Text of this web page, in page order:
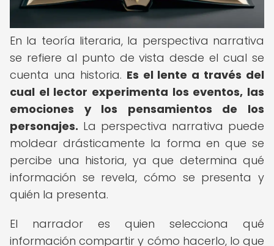
En la teoría literaria, la perspectiva narrativa
se refiere al punto de vista desde el cual se
cuenta una historia. Es el lente a través del
cual el lector experimenta los eventos, las
emociones y los pensamientos de los
personajes. La perspectiva narrativa puede
moldear drásticamente la forma en que se
percibe una historia, ya que determina qué
información se revela, cómo se presenta y
quién la presenta.
El narrador es quien selecciona qué
información compartir y cómo hacerlo, lo que